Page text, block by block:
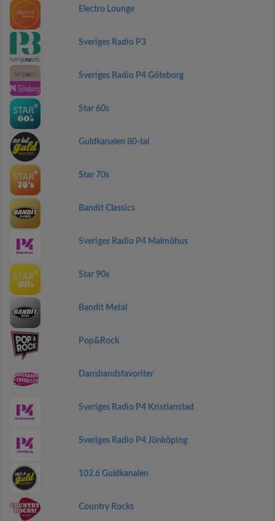
Electro Lounge
Sveriges Radio P3
Sveriges Radio P4 Göteborg
Star 60s
Guldkanalen 80-tal
Star 70s
Bandit Classics
Sveriges Radio P4 Malmöhus
Star 90s
Bandit Metal
Pop&Rock
Dansbandsfavoriter
Sveriges Radio P4 Kristianstad
Sveriges Radio P4 Jönköping
102.6 Guldkanalen
Country Rocks